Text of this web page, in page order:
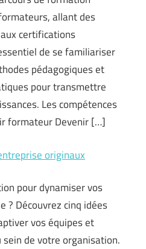
allant des
certifications
de se familiariser
pédagogiques et
pour transmettre
Les compétences
formateur Devenir […]
originaux
pour dynamiser vos
? Découvrez cinq idées
vos équipes et
de votre organisation.